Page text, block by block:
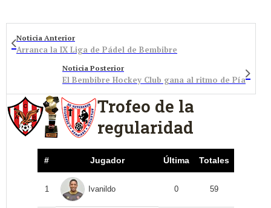
Noticia Anterior
Arranca la IX Liga de Pádel de Bembibre
Noticia Posterior
El Bembibre Hockey Club gana al ritmo de Pía
Trofeo de la
regularidad
# Jugador Última Totales
1 Ivanildo 0 59